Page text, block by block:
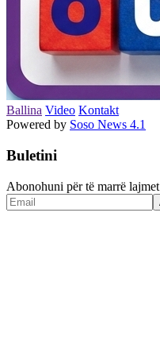
Ballina Video Kontakt
Powered by Soso News 4.1
Buletini
Abonohuni për të marrë